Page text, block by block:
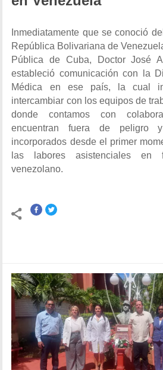
Inmediatamente que se conoció
República Bolivariana de
Pública de Cuba, Doctor José
estableció comunicación con la
Médica en ese país, la cual
intercambiar con los equipos de
donde contamos con
encuentran fuera de peligro
incorporados desde el primer
las labores asistenciales en
venezolano.